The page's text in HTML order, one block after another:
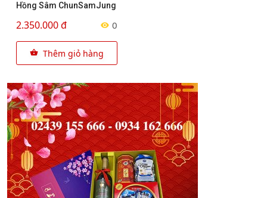
Hồng Sâm ChunSamJung
2.350.000 đ 0
Thêm giỏ hàng